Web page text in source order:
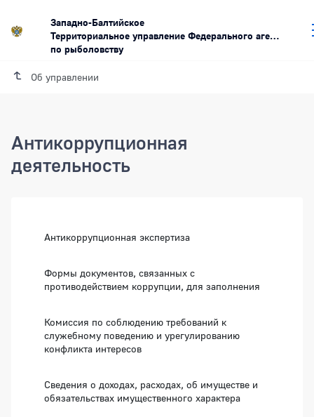
Западно-Балтийское
Территориальное управление Федерального агентства
по рыболовству
Об управлении
Антикоррупционная
деятельность
Антикоррупционная экспертиза
Формы документов, связанных с
противодействием коррупции, для заполнения
Комиссия по соблюдению требований к
служебному поведению и урегулированию
конфликта интересов
Сведения о доходах, расходах, об имуществе и
обязательствах имущественного характера